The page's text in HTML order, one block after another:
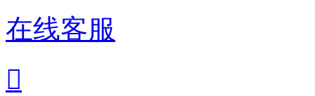
在线客服
